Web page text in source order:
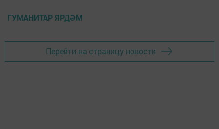
ГУМАНИТАР ЯРДӘМ
Перейти на страницу новости